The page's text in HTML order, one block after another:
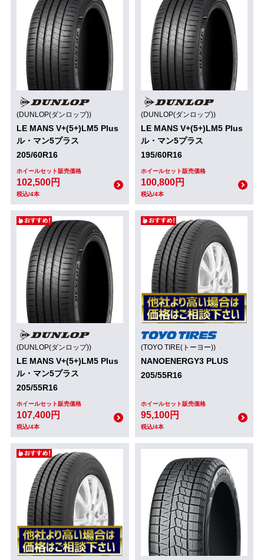
(DUNLOP(ダンロップ))
LE MANS V+(5+)LM5 Plus
ル・マン5プラス
205/60R16
ホイールセット販売価格
102,500円
税込/4本
(DUNLOP(ダンロップ))
LE MANS V+(5+)LM5 Plus
ル・マン5プラス
195/60R16
ホイールセット販売価格
100,800円
税込/4本
(DUNLOP(ダンロップ))
LE MANS V+(5+)LM5 Plus
ル・マン5プラス
205/55R16
ホイールセット販売価格
107,400円
税込/4本
(TOYO TIRE(トーヨー))
NANOENERGY3 PLUS
205/55R16
ホイールセット販売価格
95,100円
税込/4本